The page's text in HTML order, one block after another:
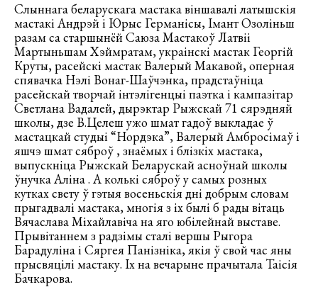
Слыннага беларускага мастака віншавалі латышскія
мастакі Андрэй і Юрыс Германісы, Імант Озоліньш
разам са старшынёй Саюза Мастакоў Латвіі
Мартыньшам Хэймратам, украінскі мастак Георгій
Круты, расейскі мастак Валерый Макавой, оперная
спявачка Нэлі Вонаг-Шаўчэнка, прадстаўніца
расейскай творчай інтэлігенцыі паэтка і кампазітар
Светлана Вадалей, дырэктар Рыжскай 71 сярэдняй
школы, дзе В.Целеш ужо шмат гадоў выкладае ў
мастацкай студыі “Нордэка”, Валерый Амбросімаў і
яшчэ шмат сяброў , знаёмых і блізкіх мастака,
выпускніца Рыжскай Беларускай асноўнай школы
ўнучка Аліна . А колькі сяброў у самых розных
кутках свету ў гэтыя восеньскія дні добрым словам
прыгадвалі мастака, многія з іх былі б рады вітаць
Вячаслава Міхайлавіча на яго юбілейнай выставе.
Прывітаннем з радзімы сталі вершы Рыгора
Барадуліна і Сяргея Панізніка, якія ў свой час яны
прысвяцілі мастаку. Іх на вечарыне прачытала Таісія
Бачкарова.